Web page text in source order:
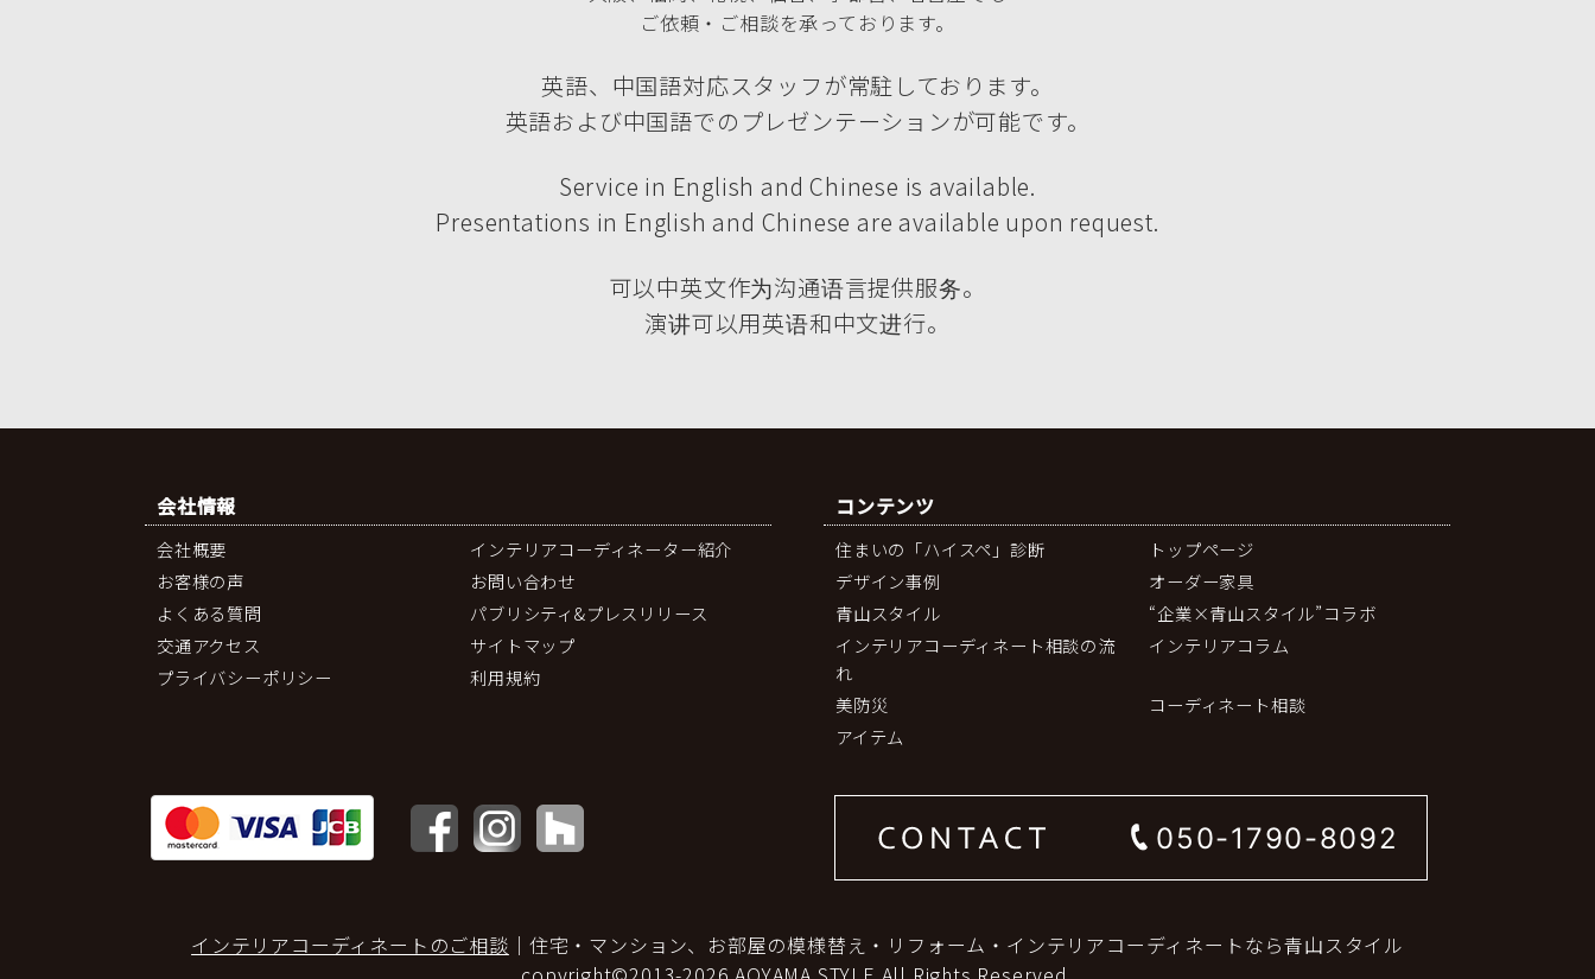
ご依頼・ご相談を承っております。
英語、中国語対応スタッフが常駐しております。
英語および中国語でのプレゼンテーションが可能です。
Service in English and Chinese is available.
Presentations in English and Chinese are available upon request.
可以中英文作为沟通语言提供服务。
演讲可以用英语和中文进行。
会社情報
会社概要
インテリアコーディネーター紹介
お客様の声
お問い合わせ
よくある質問
パブリシティ&プレスリリース
交通アクセス
サイトマップ
プライバシーポリシー
利用規約
コンテンツ
住まいの「ハイスペ」診断
トップページ
デザイン事例
オーダー家具
青山スタイル
“企業×青山スタイル”コラボ
インテリアコーディネート相談の流
れ
インテリアコラム
美防災
コーディネート相談
アイテム
050-1790-8092
インテリアコーディネートのご相談 ｜住宅・マンション、お部屋の模様替え・リフォーム・インテリアコーディネートなら青山スタイル